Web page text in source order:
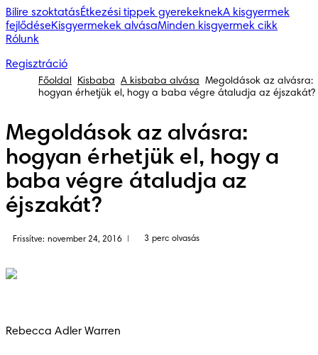
Bilire szoktatásÉtkezési tippek gyerekeknekA kisgyermek
fejlődéseKisgyermekek alvásaMinden kisgyermek cikk
Rólunk
Regisztráció
Főoldal Kisbaba A kisbaba alvása
Megoldások az alvásra:
hogyan érhetjük el, hogy a baba végre átaludja az éjszakát?
Megoldások az alvásra:
hogyan érhetjük el, hogy a
baba végre átaludja az
éjszakát?
Frissítve: november 24, 2016 3 perc olvasás
Rebecca Adler Warren